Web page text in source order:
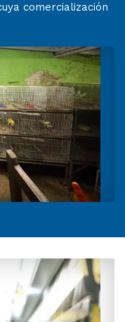
comercialización